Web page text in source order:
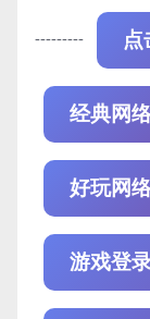
--------- 点
经典网
好玩网
游戏登